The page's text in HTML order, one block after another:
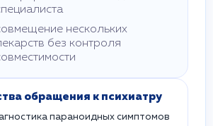
нескольких
без контроля
обращения к психиатру
параноидных симптомов